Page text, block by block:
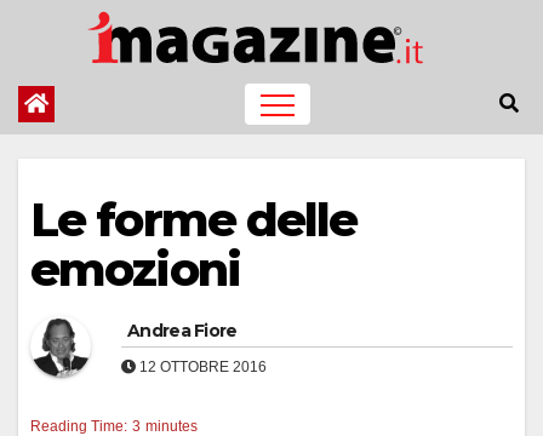
contenuto
Le forme delle
emozioni
Andrea Fiore
12 OTTOBRE 2016
Reading Time: 3 minutes